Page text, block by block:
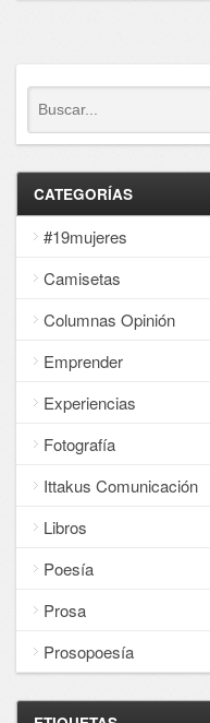
CATEGORÍAS
#19mujeres
Camisetas
Columnas Opinión
Emprender
Experiencias
Fotografía
Ittakus Comunicación
Libros
Poesía
Prosa
Prosopoesía